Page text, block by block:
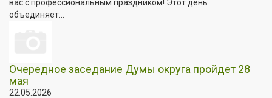
вас с профессиональным праздником! Этот день
объединяет...
Очередное заседание Думы округа пройдет 28
мая
22.05.2026